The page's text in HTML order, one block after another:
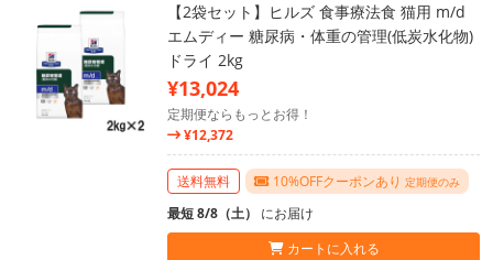
【2袋セット】ヒルズ 食事療法食 猫用 m/d
エムディー 糖尿病・体重の管理(低炭水化物)
ドライ 2kg
¥13,024
定期便ならもっとお得！
¥12,372
送料無料 10%OFFクーポンあり 定期便のみ
最短 8/8（土） にお届け
カートに入れる